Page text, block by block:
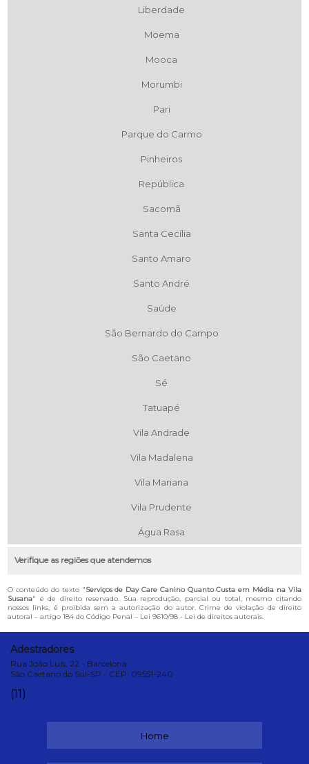
Liberdade
Moema
Mooca
Morumbi
Pari
Parque do Carmo
Pinheiros
República
Sacomã
Santa Cecília
Santo Amaro
Santo André
Saúde
São Bernardo do Campo
São Caetano
Sé
Tatuapé
Vila Andrade
Vila Madalena
Vila Mariana
Vila Prudente
Água Rasa
Verifique as regiões que atendemos
O conteúdo do texto "Serviços de Day Care Canino Quanto Custa em Média na Vila
Susana" é de direito reservado. Sua reprodução, parcial ou total, mesmo citando
nossos links, é proibida sem a autorização do autor. Crime de violação de direito
autoral – artigo 184 do Código Penal – Lei 9610/98 - Lei de direitos autorais.
Adestradores
Rua João Luís, 22 - Barcelona
São Caetano do Sul-SP - CEP: 09551-240
(11)
Home